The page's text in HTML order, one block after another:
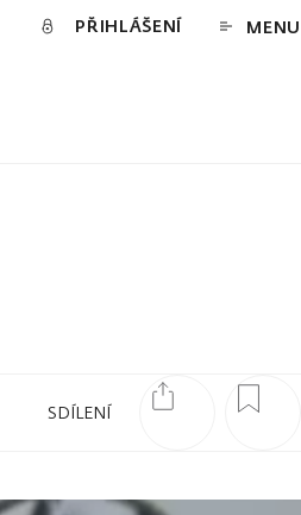
PŘIHLÁŠENÍ MENU
SDÍLENÍ